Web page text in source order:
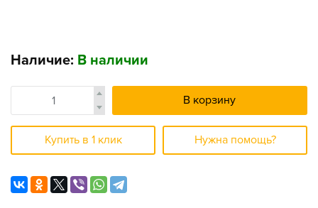
Наличие: В наличии
В корзину
Купить в 1 клик Нужна помощь?